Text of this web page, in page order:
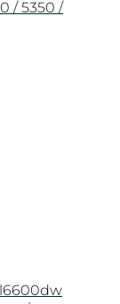
/ 5350 /